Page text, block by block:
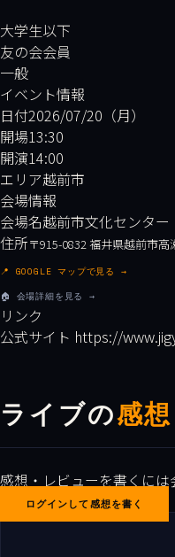
大学生以下
友の会会員
一般
イベント情報
日付2026/07/20（月）
開場13:30
開演14:00
エリア越前市
会場情報
会場名越前市文化センター
住所〒915-0832 福井県越前市高
📍 GOOGLE マップで見る →
🏠 会場詳細を見る →
リンク
公式サイト https://
ライブの感
感想・レビューを書くに
ログインして感想を書く